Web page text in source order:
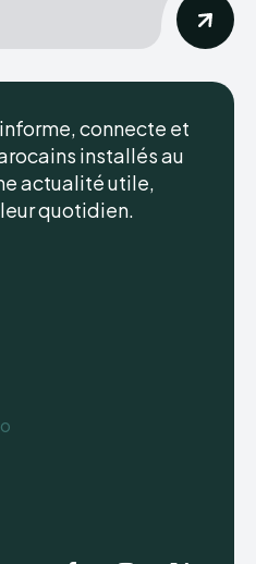
connecte et
installés au
actualité utile,
quotidien.